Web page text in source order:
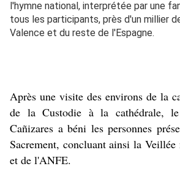
l'hymne national, interprétée par une
tous les participants, près d'un millier
Valence et du reste de l'Espagne.
Après une visite des environs de la
de la Custodie à la cathédrale,
Cañizares a béni les personnes
Sacrement, concluant ainsi la
et de l'ANFE.